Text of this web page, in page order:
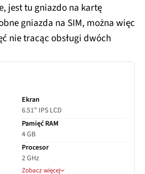
jest tu gniazdo na kartę
gniazda na SIM, można więc
nie tracąc obsługi dwóch
Ekran
6.51" IPS LCD
Pamięć RAM
4 GB
Procesor
2 GHz
Zobacz więcej